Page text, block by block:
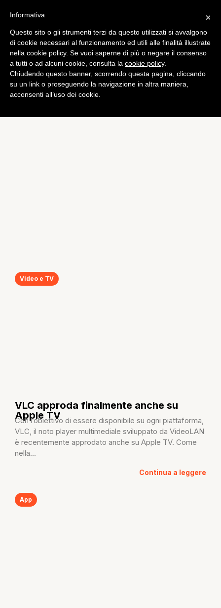
Video e TV
VLC approda finalmente anche su
Apple TV
Con l’obiettivo di essere disponibile su ogni piattaforma,
VLC, il noto player multimediale sviluppato da VideoLAN
è recentemente approdato anche su Apple TV. Come
nella...
Continua a leggere
App
×
Informativa
Questo sito o gli strumenti terzi da questo utilizzati si avvalgono
di cookie necessari al funzionamento ed utili alle finalità illustrate
nella cookie policy. Se vuoi saperne di più o negare il consenso
a tutti o ad alcuni cookie, consulta la cookie policy.
Chiudendo questo banner, scorrendo questa pagina, cliccando
su un link o proseguendo la navigazione in altra maniera,
acconsenti all’uso dei cookie.